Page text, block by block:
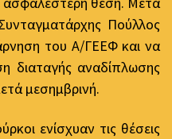
Πούλλος
του Α/ΓΕΕΦ και να
διαταγής αναδίπλωσης
μεσημβρινή.
ενίσχυαν τις θέσεις